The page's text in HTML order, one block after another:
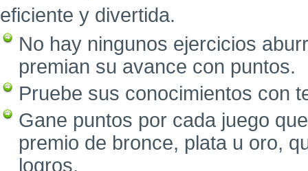
eficiente y divertida.
No hay ningunos ejercicios
premian su avance con puntos.
Pruebe sus conocimientos con
Gane puntos por cada juego
premio de bronce, plata u oro,
logros.